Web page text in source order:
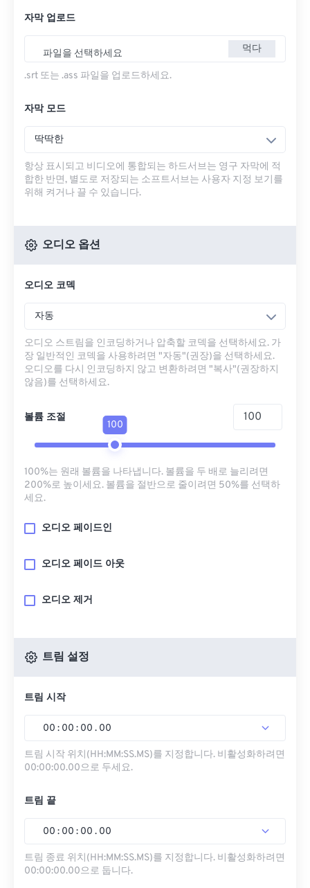
자막 업로드
파일을 선택하세요 먹다
.srt 또는 .ass 파일을 업로드하세요.
자막 모드
딱딱한
항상 표시되고 비디오에 통합되는 하드서브는 영구 자막에 적
합한 반면, 별도로 저장되는 소프트서브는 사용자 지정 보기를
위해 켜거나 끌 수 있습니다.
오디오 옵션
오디오 코덱
자동
오디오 스트림을 인코딩하거나 압축할 코덱을 선택하세요. 가
장 일반적인 코덱을 사용하려면 "자동"(권장)을 선택하세요.
오디오를 다시 인코딩하지 않고 변환하려면 "복사"(권장하지
않음)를 선택하세요.
볼륨 조절
100
100%는 원래 볼륨을 나타냅니다. 볼륨을 두 배로 늘리려면
200%로 높이세요. 볼륨을 절반으로 줄이려면 50%를 선택하
세요.
오디오 페이드인
오디오 페이드 아웃
오디오 제거
트림 설정
트림 시작
00 : 00 : 00 . 00
트림 시작 위치(HH:MM:SS.MS)를 지정합니다. 비활성화하려면
00:00:00.00으로 두세요.
트림 끝
00 : 00 : 00 . 00
트림 종료 위치(HH:MM:SS.MS)를 지정합니다. 비활성화하려면
00:00:00.00으로 둡니다.